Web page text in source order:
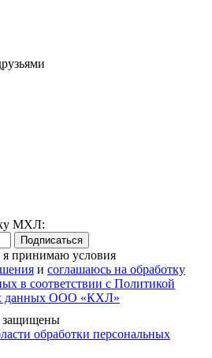
МХЛ:
Подписаться
принимаю условия
и соглашаюсь на обработку
в соответствии с Политикой
данных ООО «КХЛ»
защищены
обработки персональных